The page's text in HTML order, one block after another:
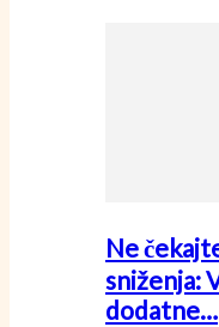
Ne
sniženja:
dodatne…